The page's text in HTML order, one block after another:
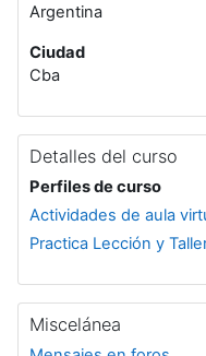
Argentina
Ciudad
Cba
Detalles del curso
Perfiles de curso
Actividades de aula
Practica Lección y
Miscelánea